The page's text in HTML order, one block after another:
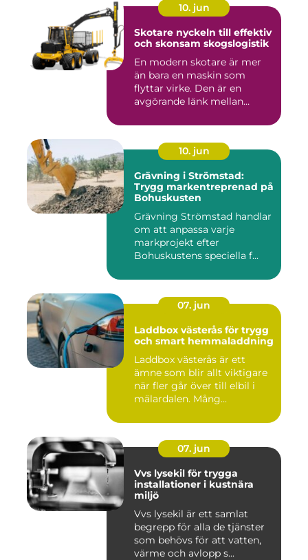
10. jun
Skotare nyckeln till effektiv
och skonsam skogslogistik
En modern skotare är mer
än bara en maskin som
flyttar virke. Den är en
avgörande länk mellan
10. jun
Grävning i Strömstad:
Trygg markentreprenad på
Bohuskusten
Grävning Strömstad handlar
om att anpassa varje
markprojekt efter
Bohuskustens speciella f...
07. jun
Laddbox västerås för trygg
och smart hemmaladdning
Laddbox västerås är ett
ämne som blir allt viktigare
när fler går över till elbil i
mälardalen. Mång...
07. jun
Vvs lysekil för trygga
installationer i kustnära
miljö
Vvs lysekil är ett samlat
begrepp för alla de tjänster
som behövs för att vatten,
värme och avlopp s...